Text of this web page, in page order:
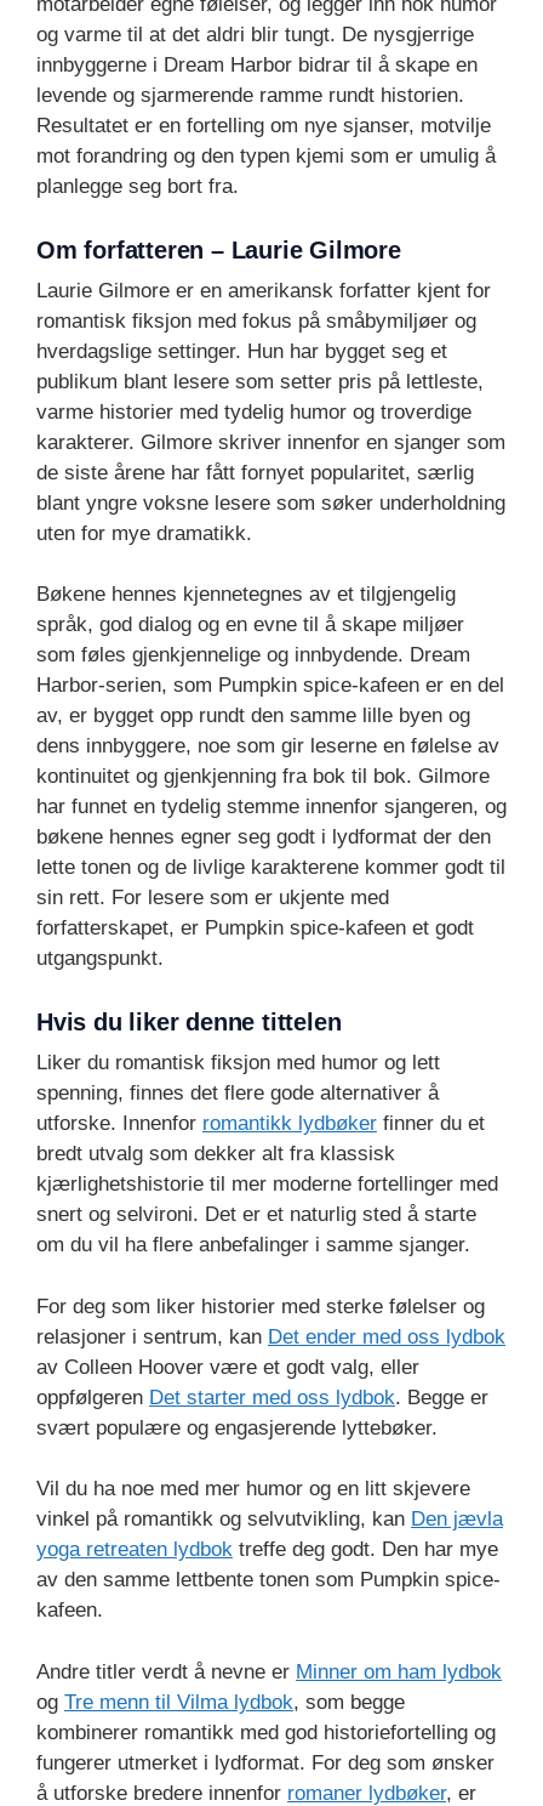
og varme til at det aldri blir tungt. De nysgjerrige
innbyggerne i Dream Harbor bidrar til å skape en
levende og sjarmerende ramme rundt historien.
Resultatet er en fortelling om nye sjanser, motvilje
mot forandring og den typen kjemi som er umulig å
planlegge seg bort fra.
Om forfatteren – Laurie Gilmore
Laurie Gilmore er en amerikansk forfatter kjent for
romantisk fiksjon med fokus på småbymiljøer og
hverdagslige settinger. Hun har bygget seg et
publikum blant lesere som setter pris på lettleste,
varme historier med tydelig humor og troverdige
karakterer. Gilmore skriver innenfor en sjanger som
de siste årene har fått fornyet popularitet, særlig
blant yngre voksne lesere som søker underholdning
uten for mye dramatikk.
Bøkene hennes kjennetegnes av et tilgjengelig
språk, god dialog og en evne til å skape miljøer
som føles gjenkjennelige og innbydende. Dream
Harbor-serien, som Pumpkin spice-kafeen er en del
av, er bygget opp rundt den samme lille byen og
dens innbyggere, noe som gir leserne en følelse av
kontinuitet og gjenkjenning fra bok til bok. Gilmore
har funnet en tydelig stemme innenfor sjangeren, og
bøkene hennes egner seg godt i lydformat der den
lette tonen og de livlige karakterene kommer godt til
sin rett. For lesere som er ukjente med
forfatterskapet, er Pumpkin spice-kafeen et godt
utgangspunkt.
Hvis du liker denne tittelen
Liker du romantisk fiksjon med humor og lett
spenning, finnes det flere gode alternativer å
utforske. Innenfor romantikk lydbøker finner du et
bredt utvalg som dekker alt fra klassisk
kjærlighetshistorie til mer moderne fortellinger med
snert og selvironi. Det er et naturlig sted å starte
om du vil ha flere anbefalinger i samme sjanger.
For deg som liker historier med sterke følelser og
relasjoner i sentrum, kan Det ender med oss lydbok
av Colleen Hoover være et godt valg, eller
oppfølgeren Det starter med oss lydbok. Begge er
svært populære og engasjerende lyttebøker.
Vil du ha noe med mer humor og en litt skjevere
vinkel på romantikk og selvutvikling, kan Den jævla
yoga retreaten lydbok treffe deg godt. Den har mye
av den samme lettbente tonen som Pumpkin spice-
kafeen.
Andre titler verdt å nevne er Minner om ham lydbok
og Tre menn til Vilma lydbok, som begge
kombinerer romantikk med god historiefortelling og
fungerer utmerket i lydformat. For deg som ønsker
å utforske bredere innenfor romaner lydbøker, er